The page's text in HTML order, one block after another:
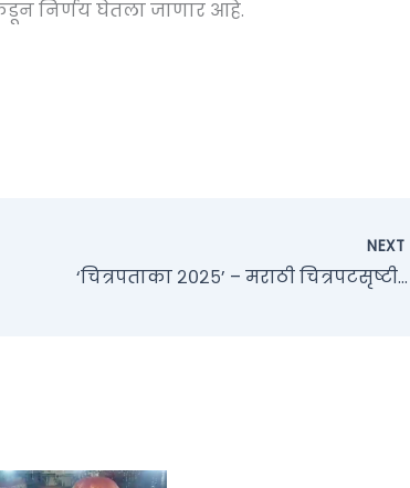
निर्णय घेतला जाणार आहे.
NEXT
‘चित्रपताका २०२५’ – मराठी चित्रपटसृष्टीचा आंतरराष्ट्रीय महोत्सवाचा ऐतिहासिक टप्पा!